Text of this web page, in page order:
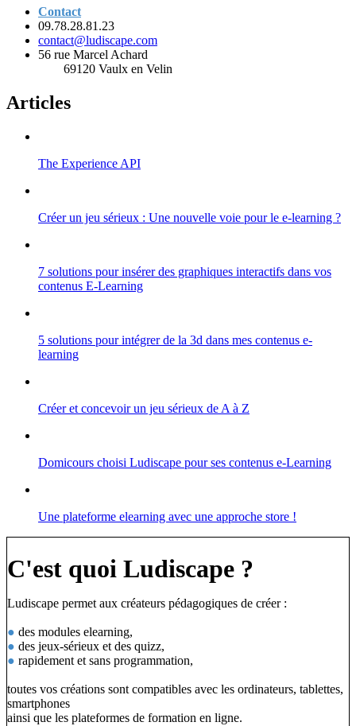
Contact
09.78.28.81.23
contact@ludiscape.com
56 rue Marcel Achard
69120 Vaulx en Velin
Articles
The Experience API
Créer un jeu sérieux : Une nouvelle voie pour le e-learning ?
7 solutions pour insérer des graphiques interactifs dans vos
contenus E-Learning
5 solutions pour intégrer de la 3d dans mes contenus e-
learning
Créer et concevoir un jeu sérieux de A à Z
Domicours choisi Ludiscape pour ses contenus e-Learning
Une plateforme elearning avec une approche store !
C'est quoi Ludiscape ?
Ludiscape permet aux créateurs pédagogiques de créer :
● des modules elearning,
● des jeux-sérieux et des quizz,
● rapidement et sans programmation,
toutes vos créations sont compatibles avec les ordinateurs, tablettes,
smartphones
ainsi que les plateformes de formation en ligne.